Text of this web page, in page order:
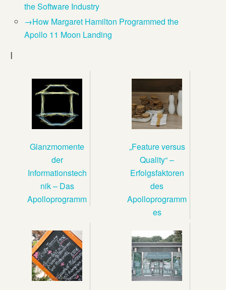
the Software Industry
→How Margaret Hamilton Programmed the
Apollo 11 Moon Landing
I
Glanzmomente
der
Informationstech
nik – Das
Apolloprogramm
„Feature versus
Quality“ –
Erfolgsfaktoren
des
Apolloprogramm
es